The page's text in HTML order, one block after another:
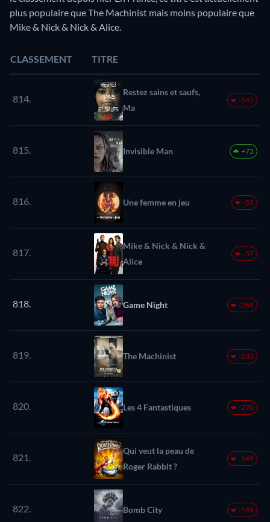
plus populaire que The Machinist mais moins populaire que
Mike & Nick & Nick & Alice.
CLASSEMENT TITRE
814.
Restez sains et saufs,
Ma
-145
815. Invisible Man +73
816. Une femme en jeu -51
817.
Mike & Nick & Nick &
Alice
-57
818. Game Night -269
819. The Machinist -133
820. Les 4 Fantastiques -270
821.
Qui veut la peau de
Roger Rabbit ?
-149
822. Bomb City -149